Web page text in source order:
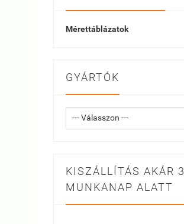
Mérettáblázatok
GYÁRTÓK
KISZÁLLÍTÁS AKÁR 3
MUNKANAP ALATT